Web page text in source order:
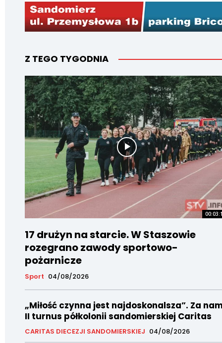
Z TEGO TYGODNIA
17 drużyn na starcie. W Staszowie
rozegrano zawody sportowo-
pożarnicze
Sport 04/08/2026
„Miłość czynna jest najdoskonalsza”. Za
II turnus półkolonii sandomierskiej Caritas
CARITAS DIECEZJI SANDOMIERSKIEJ 04/08/2026